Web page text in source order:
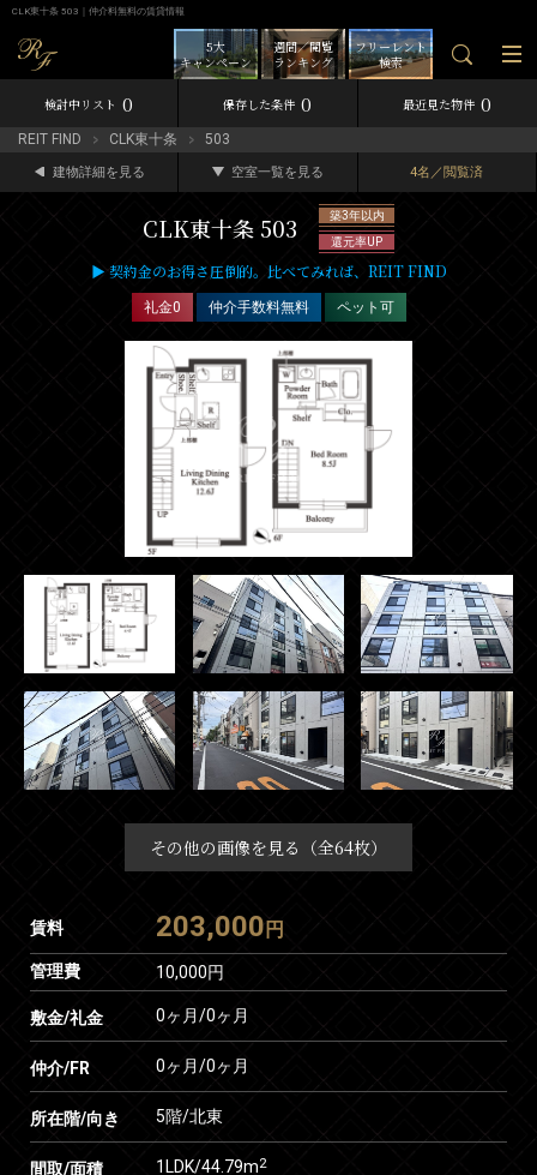
CLK東十条 503｜仲介料無料の賃貸情報
フリーレント
検索
週間／閲覧
ランキング
5大
キャンペーン
検討中リスト 0 保存した条件 0 最近見た物件 0
REIT FIND CLK東十条 503
建物詳細を見る 空室一覧を見る 4名／閲覧済
CLK東十条 503
築3年以内
還元率UP
▶ 契約金のお得さ圧倒的。比べてみれば、REIT FIND
礼金0 仲介手数料無料 ペット可
その他の画像を見る（全64枚）
賃料 203,000 円
管理費 10,000円
敷金/礼金 0ヶ月/0ヶ月
仲介/FR 0ヶ月/0ヶ月
所在階/向き 5階/北東
間取/面積 1LDK/44.79m2